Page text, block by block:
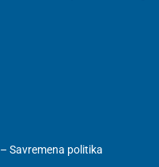
Savremena politika